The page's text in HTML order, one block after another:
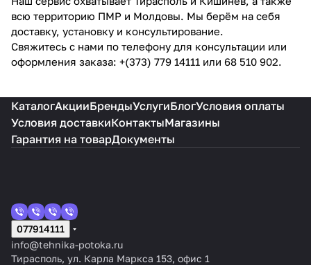
всю территорию ПМР и Молдовы. Мы берём на себя
доставку, установку и консультирование.
Свяжитесь с нами по телефону для консультации или
оформления заказа: +(373) 779 14111 или 68 510 902.
КаталогАкцииБрендыУслугиБлогУсловия оплаты
Условия доставкиКонтактыМагазины
Гарантия на товарДокументы
077914111
info@tehnika-potoka.ru
Тирасполь, ул. Карла Маркса 153, офис 1